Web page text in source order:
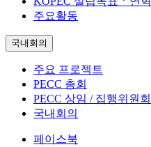
주요활동
국내회의
주요 프로젝트
PECC 총회
PECC 상임 / 집행위원회
국내회의
페이스북